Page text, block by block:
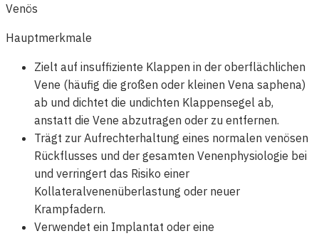
Venös
Hauptmerkmale
Zielt auf insuffiziente Klappen in der oberflächlichen
Vene (häufig die großen oder kleinen Vena saphena)
ab und dichtet die undichten Klappensegel ab,
anstatt die Vene abzutragen oder zu entfernen.
Trägt zur Aufrechterhaltung eines normalen venösen
Rückflusses und der gesamten Venenphysiologie bei
und verringert das Risiko einer
Kollateralvenenüberlastung oder neuer
Krampfadern.
Verwendet ein Implantat oder eine